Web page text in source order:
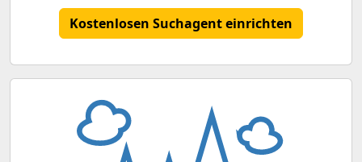
Kostenlosen Suchagent einrichten